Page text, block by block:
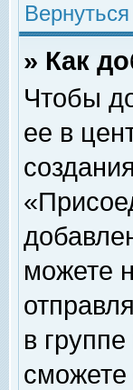
» Как
Чтобы
ее в
можете
в